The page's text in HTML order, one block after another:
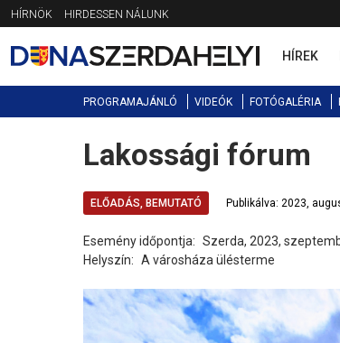
Jump
to
navigation
HÍRNÖK HIRDESSEN NÁLUNK
HÍREK
PROGRAMAJÁNLÓ VIDEÓK FOTÓGALÉRIA
Back
to
Lakossági fórum
ELŐADÁS, BEMUTATÓ Publikálva: 2023,
Esemény időpontja: Szerda, 2023,
Helyszín: A városháza ülésterme